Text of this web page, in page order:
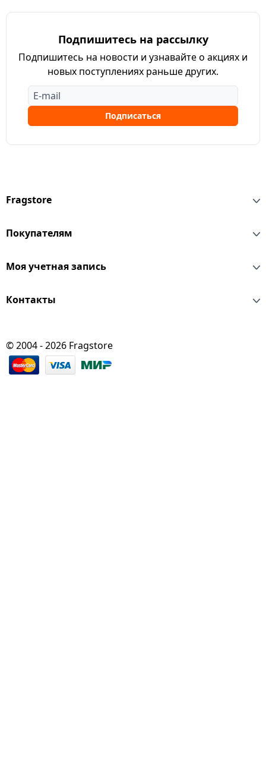
Подпишитесь на рассылку
Подпишитесь на новости и узнавайте о акциях и
новых поступлениях раньше других.
Подписаться
Fragstore
Покупателям
Моя учетная запись
Контакты
© 2004 - 2026 Fragstore